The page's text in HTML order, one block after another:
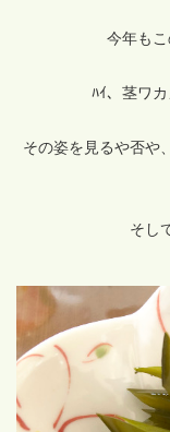
今年もこ
ﾊｲ、茎ワ
その姿を見るや否や
そし